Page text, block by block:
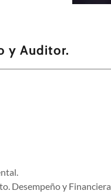
y Auditor.
Desempeño y Financiera